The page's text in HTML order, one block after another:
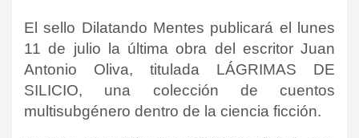
El sello Dilatando Mentes publicará el lunes
11 de julio la última obra del escritor Juan
Antonio Oliva, titulada LÁGRIMAS DE
SILICIO, una colección de cuentos
multisubgénero dentro de la ciencia ficción.